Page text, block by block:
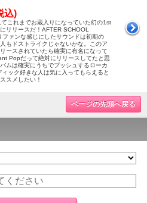
込)
これまでお蔵入りになっていた幻の1st
リリースだ！AFTER SCHOOL
ァンな感じにしたサウンドは初期の
もドストライクじゃないかな。このア
ースされていたら確実に有名になって
Popだって絶対にリリースしてたと思
ムは確実にうちでプッシュするローカ
ック好きな人は気に入ってもらえると
スメしたい！
ページの先頭へ戻る